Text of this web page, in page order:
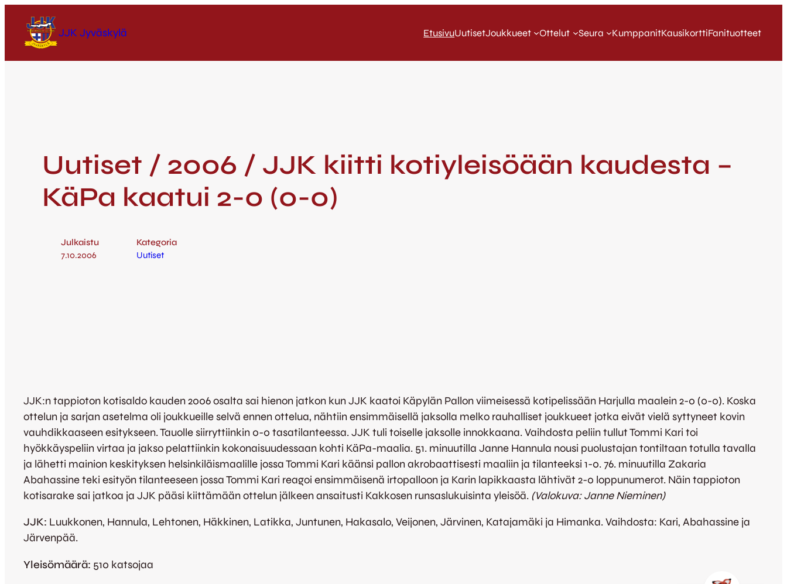
JJK Jyväskylä EtusivuUutisetJoukkueet Ottelut Seura KumppanitKausikorttiFanituotteet
Uutiset / 2006 / JJK kiitti kotiyleisöään kaudesta –
KäPa kaatui 2-0 (0-0)
Julkaistu
7.10.2006
Kategoria
Uutiset
JJK:n tappioton kotisaldo kauden 2006 osalta sai hienon jatkon kun JJK kaatoi Käpylän Pallon viimeisessä kotipelissään Harjulla maalein 2-0 (0-0). Koska
ottelun ja sarjan asetelma oli joukkueille selvä ennen ottelua, nähtiin ensimmäisellä jaksolla melko rauhalliset joukkueet jotka eivät vielä syttyneet kovin
vauhdikkaaseen esitykseen. Tauolle siirryttiinkin 0-0 tasatilanteessa. JJK tuli toiselle jaksolle innokkaana. Vaihdosta peliin tullut Tommi Kari toi
hyökkäyspeliin virtaa ja jakso pelattiinkin kokonaisuudessaan kohti KäPa-maalia. 51. minuutilla Janne Hannula nousi puolustajan tontiltaan totulla tavalla
ja lähetti mainion keskityksen helsinkiläismaalille jossa Tommi Kari käänsi pallon akrobaattisesti maaliin ja tilanteeksi 1-0. 76. minuutilla Zakaria
Abahassine teki esityön tilanteeseen jossa Tommi Kari reagoi ensimmäisenä irtopalloon ja Karin lapikkaasta lähtivät 2-0 loppunumerot. Näin tappioton
kotisarake sai jatkoa ja JJK pääsi kiittämään ottelun jälkeen ansaitusti Kakkosen runsaslukuisinta yleisöä. (Valokuva: Janne Nieminen)
JJK: Luukkonen, Hannula, Lehtonen, Häkkinen, Latikka, Juntunen, Hakasalo, Veijonen, Järvinen, Katajamäki ja Himanka. Vaihdosta: Kari, Abahassine ja
Järvenpää.
Yleisömäärä: 510 katsojaa